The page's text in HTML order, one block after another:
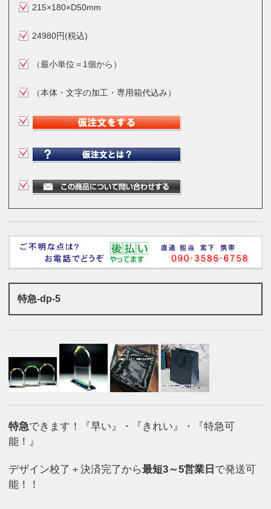
215×180×D50mm
24980円(税込)
（最小単位＝1個から）
（本体・文字の加工・専用箱代込み）
特急-dp-5
特急できます！『早い』・『きれい』・『特急可
能！』
デザイン校了＋決済完了から最短3～5営業日 で発送可
能！！